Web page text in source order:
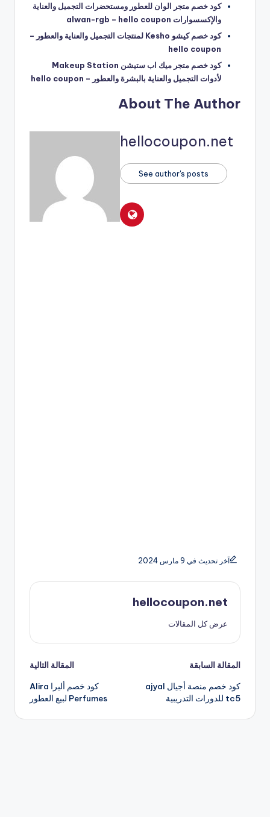
كود خصم متجر الوان للعطور ومستحضرات التجميل والعناية
والإكسسوارات alwan-rgb – hello coupon
كود خصم كيشو Kesho لمنتجات التجميل والعناية والعطور –
hello coupon
كود خصم متجر ميك اب ستيشن Makeup Station
لأدوات التجميل والعناية بالبشرة والعطور – hello coupon
About The Author
hellocoupon.net
See author's posts
آخر تحديث في 9 مارس 2024
hellocoupon.net
عرض كل المقالات
تصفّح
المقالات
المقالة السابقة
كود خصم منصة أجيال ajyal
tc5 للدورات التدريبية
المقالة التالية
كود خصم أليرا Alira
Perfumes لبيع العطور